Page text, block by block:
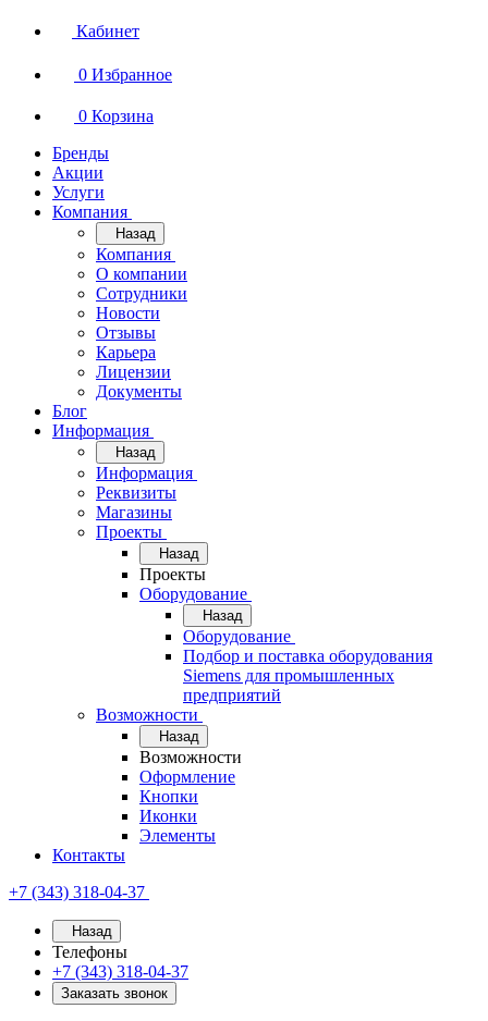
Кабинет
0 Избранное
0 Корзина
Бренды
Акции
Услуги
Компания
Назад
Компания
О компании
Сотрудники
Новости
Отзывы
Карьера
Лицензии
Документы
Блог
Информация
Назад
Информация
Реквизиты
Магазины
Проекты
Назад
Проекты
Оборудование
Назад
Оборудование
Подбор и поставка оборудования
Siemens для промышленных
предприятий
Возможности
Назад
Возможности
Оформление
Кнопки
Иконки
Элементы
Контакты
+7 (343) 318-04-37
Назад
Телефоны
+7 (343) 318-04-37
Заказать звонок